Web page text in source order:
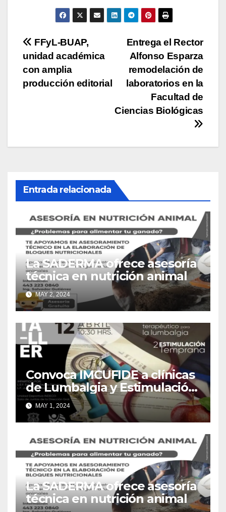
Navegación
de
entradas
Entrega el Rector
Alfonso Esparza
remodelación de
laboratorios en la
Facultad de
Ciencias Biológicas
FFyL-BUAP,
unidad académica
con amplia
producción editorial
Entrada relacionada
La SADERMA ofrece asesoría
técnica en nutrición animal
MAY 2, 2024
Convoca IMCUFIDE a clínicas
de Lumbalgia y Estimulación
Temprana
MAY 1, 2024
La SADERMA ofrece asesoría
técnica en nutrición animal